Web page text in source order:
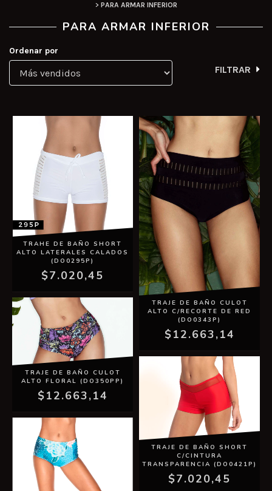
> PARA ARMAR INFERIOR
PARA ARMAR INFERIOR
Ordenar por
FILTRAR
TRAHE DE BAÑO SHORT
ALTO LATERALES CALADOS
(DO0295P)
$7.020,45
TRAJE DE BAÑO CULOT
ALTO C/RECORTE DE RED
(DO0343P)
$12.663,14
TRAJE DE BAÑO CULOT
ALTO FLORAL (DO350PP)
$12.663,14
TRAJE DE BAÑO SHORT
C/CINTURA
TRANSPARENCIA (DO0421P)
$7.020,45